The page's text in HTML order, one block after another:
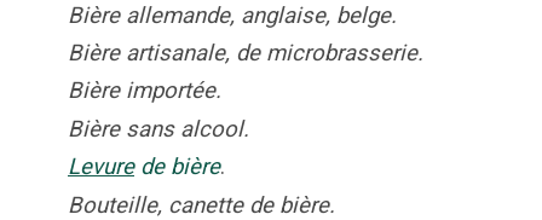
Bière allemande, anglaise, belge.
Bière artisanale, de microbrasserie.
Bière importée.
Bière sans alcool.
Levure de bière.
Bouteille, canette de bière.